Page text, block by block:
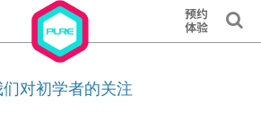
对初学者的关注